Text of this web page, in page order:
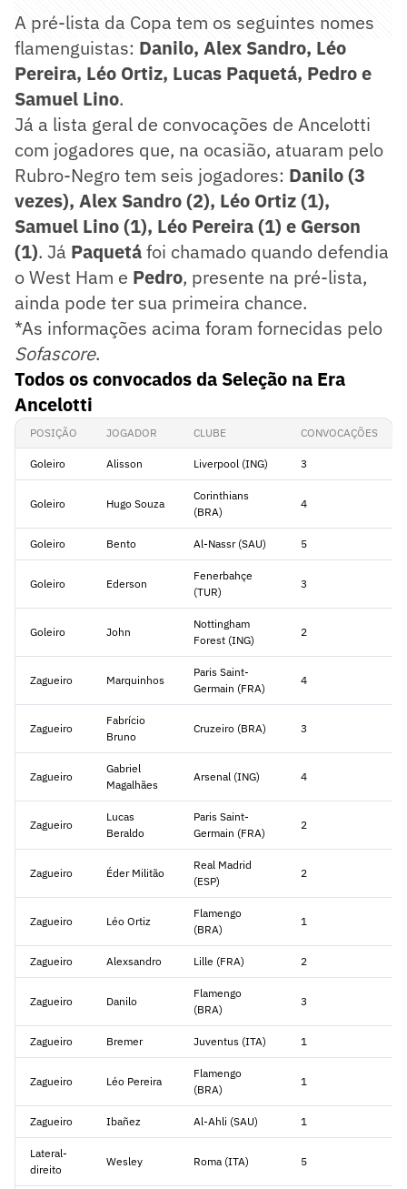
A pré-lista da Copa tem os seguintes nomes
flamenguistas: Danilo, Alex Sandro, Léo
Pereira, Léo Ortiz, Lucas Paquetá, Pedro e
Samuel Lino.
Já a lista geral de convocações de Ancelotti
com jogadores que, na ocasião, atuaram pelo
Rubro-Negro tem seis jogadores: Danilo (3
vezes), Alex Sandro (2), Léo Ortiz (1),
Samuel Lino (1), Léo Pereira (1) e Gerson
(1). Já Paquetáfoi chamado quando defendia
o West Ham e Pedro, presente na pré-lista,
ainda pode ter sua primeira chance.
*As informações acima foram fornecidas pelo
Sofascore.
Todos os convocados da Seleção na Era
Ancelotti
POSIÇÃO JOGADOR CLUBE CONVOCAÇÕES
Goleiro Alisson Liverpool (ING) 3
Goleiro Hugo Souza
Corinthians
(BRA)
4
Goleiro Bento Al-Nassr (SAU) 5
Goleiro Ederson
Fenerbahçe
(TUR)
3
Goleiro John
Nottingham
Forest (ING)
2
Zagueiro Marquinhos
Paris Saint-
Germain (FRA)
4
Zagueiro
Fabrício
Bruno
Cruzeiro (BRA) 3
Zagueiro
Gabriel
Magalhães
Arsenal (ING) 4
Zagueiro
Lucas
Beraldo
Paris Saint-
Germain (FRA)
2
Zagueiro Éder Militão
Real Madrid
(ESP)
2
Zagueiro Léo Ortiz
Flamengo
(BRA)
1
Zagueiro Alexsandro Lille (FRA) 2
Zagueiro Danilo
Flamengo
(BRA)
3
Zagueiro Bremer Juventus (ITA) 1
Zagueiro Léo Pereira
Flamengo
(BRA)
1
Zagueiro Ibañez Al-Ahli (SAU) 1
Lateral-
direito
Wesley Roma (ITA) 5